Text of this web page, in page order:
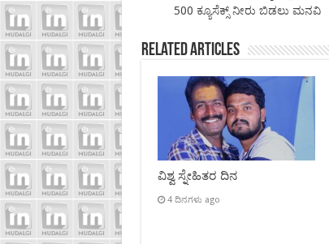
500 ಕ್ಯೂಸೆಕ್ಸ್ ನೀರು ಬಿಡಲು ಮನವಿ
Related Articles
ವಿಶ್ವ ಸ್ನೇಹಿತರ ದಿನ
4 ದಿನಗಳು ago